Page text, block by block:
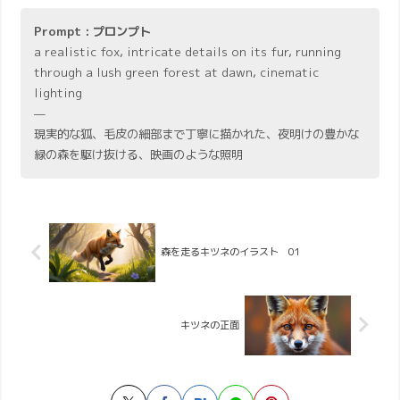
Prompt : プロンプト
a realistic fox, intricate details on its fur, running
through a lush green forest at dawn, cinematic
lighting
—
現実的な狐、毛皮の細部まで丁寧に描かれた、夜明けの豊かな
緑の森を駆け抜ける、映画のような照明
森を走るキツネのイラスト 01
キツネの正面